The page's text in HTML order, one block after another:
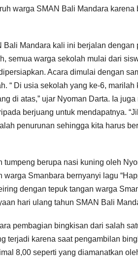
warga SMAN Bali Mandara
Bali Mandara kali ini berjalan
semua warga sekolah mulai dari
Acara dimulai dengan
“ Di usia sekolah yang ke-6,
di atas,” ujar Nyoman Darta. Ia
berjuang untuk mendapatnya.
penurunan sehingga kita harus
tumpeng berupa nasi kuning oleh
Smanbara bernyanyi lagu
dengan tepuk tangan warga
hari ulang tahun SMAN Bali
pembagian bingkisan dari salah
terjadi karena saat pengambilan
8,00 seperti yang diamanatkan